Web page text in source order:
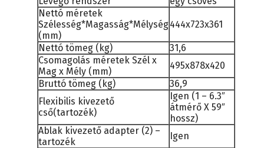
Nettó méretek
Szélesség*Magasság*Mélység
(mm)
444x723x361
Nettó tömeg (kg)
31,6
Csomagolás méretek Szél x
Mag x Mély (mm)
495x878x420
Bruttó tömeg (kg)
36,9
Flexibilis kivezető
cső(tartozék)
Igen (1 – 6.3″
átmérő X 59″
hossz)
Ablak kivezető adapter (2) –
tartozék
Igen